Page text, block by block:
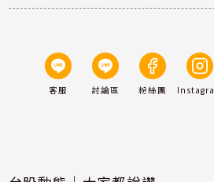
客服 討論區 粉絲團